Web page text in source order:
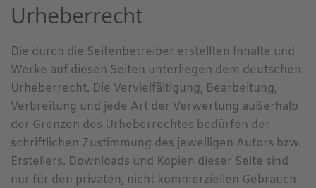
Urheberrecht
Die durch die Seitenbetreiber erstellten Inhalte und
Werke auf diesen Seiten unterliegen dem deutschen
Urheberrecht. Die Vervielfältigung, Bearbeitung,
Verbreitung und jede Art der Verwertung außerhalb
der Grenzen des Urheberrechtes bedürfen der
schriftlichen Zustimmung des jeweiligen Autors bzw.
Erstellers. Downloads und Kopien dieser Seite sind
nur für den privaten, nicht kommerziellen Gebrauch